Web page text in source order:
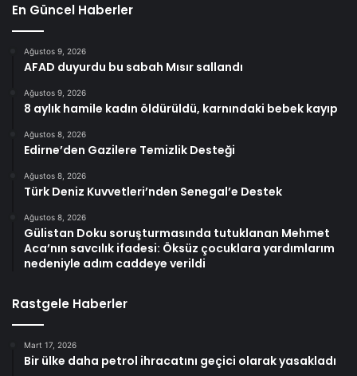
En Güncel Haberler
Ağustos 9, 2026
AFAD duyurdu bu sabah Mısır sallandı
Ağustos 9, 2026
8 aylık hamile kadın öldürüldü, karnındaki bebek kayıp
Ağustos 8, 2026
Edirne’den Gazilere Temizlik Desteği
Ağustos 8, 2026
Türk Deniz Kuvvetleri’nden Senegal’e Destek
Ağustos 8, 2026
Gülistan Doku soruşturmasında tutuklanan Mehmet
Aca’nın savcılık ifadesi: Öksüz çocuklara yardımlarım
nedeniyle adım caddeye verildi
Rastgele Haberler
Mart 17, 2026
Bir ülke daha petrol ihracatını geçici olarak yasakladı